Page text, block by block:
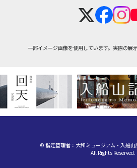
一部イメージ画像を使用しています。実際の展
© 指定管理者：大和ミュージアム・入船山
All Rights Reserved.